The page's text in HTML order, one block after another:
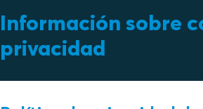
Información sobre
privacidad